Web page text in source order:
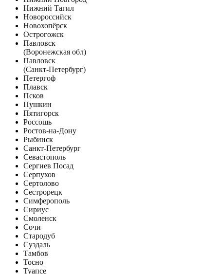
Нижний Тагил
Новороссийск
Новохопёрск
Острогожск
Павловск
(Воронежская обл)
Павловск
(Санкт-Петербург)
Петергоф
Плавск
Псков
Пушкин
Пятигорск
Россошь
Ростов-на-Дону
Рыбинск
Санкт-Петербург
Севастополь
Сергиев Посад
Серпухов
Сертолово
Сестрорецк
Симферополь
Сириус
Смоленск
Сочи
Стародуб
Суздаль
Тамбов
Тосно
Туапсе